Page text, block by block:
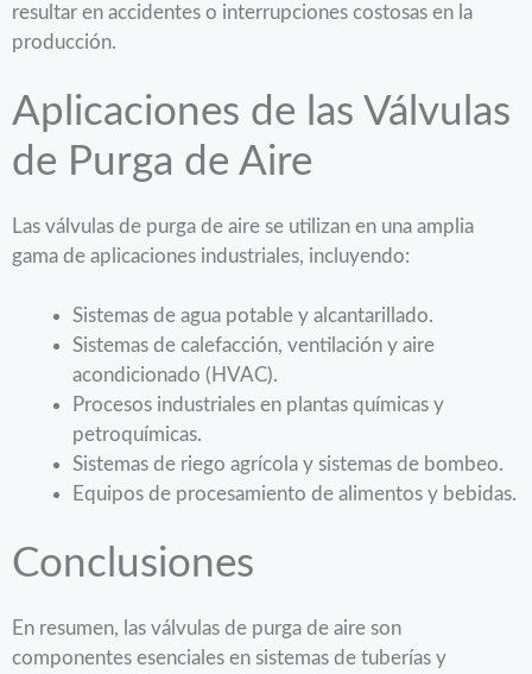
resultar en accidentes o interrupciones costosas en la
producción.
Aplicaciones de las Válvulas
de Purga de Aire
Las válvulas de purga de aire se utilizan en una amplia
gama de aplicaciones industriales, incluyendo:
Sistemas de agua potable y alcantarillado.
Sistemas de calefacción, ventilación y aire
acondicionado (HVAC).
Procesos industriales en plantas químicas y
petroquímicas.
Sistemas de riego agrícola y sistemas de bombeo.
Equipos de procesamiento de alimentos y bebidas.
Conclusiones
En resumen, las válvulas de purga de aire son
componentes esenciales en sistemas de tuberías y